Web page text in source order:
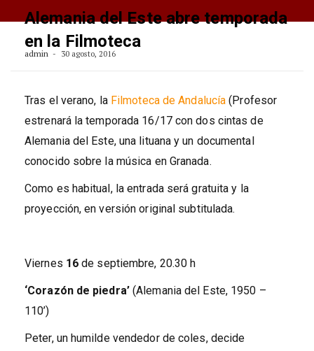
Alemania del Este abre temporada
en la Filmoteca
admin 30 agosto, 2016
Tras el verano, la Filmoteca de Andalucía (Profesor
estrenará la temporada 16/17 con dos cintas de
Alemania del Este, una lituana y un documental
conocido sobre la música en Granada.
Como es habitual, la entrada será gratuita y la
proyección, en versión original subtitulada.
Viernes 16de septiembre, 20.30 h
‘Corazón de piedra’(Alemania del Este, 1950 –
110’)
Peter, un humilde vendedor de coles, decide